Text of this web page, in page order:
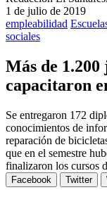
1 de julio de 2019
empleabilidad
sociales
Más de 1.200
capacitaron
Se entregaron 172
conocimientos de
reparación de
que en el semestre
finalizaron los cursos
Facebook Twitter